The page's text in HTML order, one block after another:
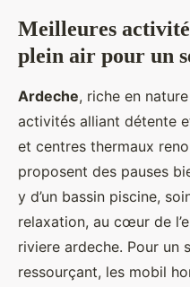
Meilleures
plein air pour un
Ardeche, riche en
activités alliant détente
et centres thermaux
proposent des pauses
y d’un bassin piscine,
relaxation, au cœur de
riviere ardeche. Pour un
ressourçant, les mobil